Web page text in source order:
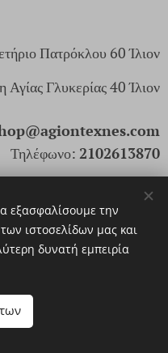
Πατρόκλου 60 Ίλιον
Γλυκερίας 40 Ίλιον
Τηλέφωνο: 2102613870
ΑρΓΕΜΗ: 166171803000
Με επιφύλαξη παντός
εξασφαλίσουμε την
ιστοσελίδων μας και
δυνατή εμπειρία